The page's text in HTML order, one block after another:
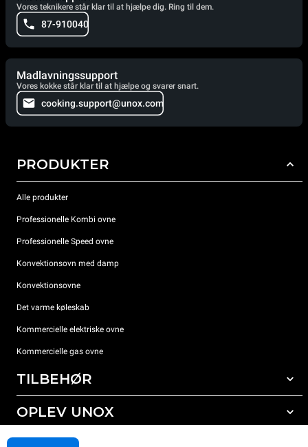
Vores teknikere står klar til at hjælpe dig. Ring til dem.
87-910040
Madlavningssupport
Vores kokke står klar til at hjælpe og svarer snart.
cooking.support@unox.com
PRODUKTER
Alle produkter
Professionelle Kombi ovne
Professionelle Speed ovne
Konvektionsovn med damp
Konvektionsovne
Det varme køleskab
Kommercielle elektriske ovne
Kommercielle gas ovne
TILBEHØR
Alt tilbehør
OPLEV UNOX